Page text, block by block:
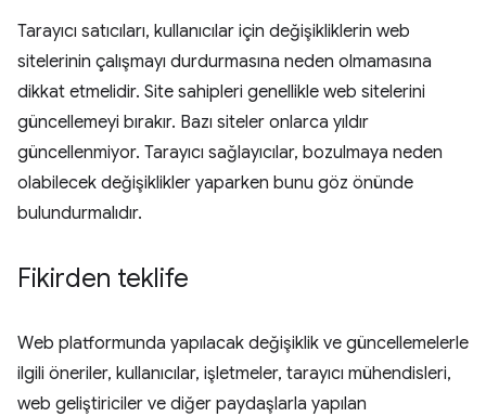
Tarayıcı satıcıları, kullanıcılar için değişikliklerin web
sitelerinin çalışmayı durdurmasına neden olmamasına
dikkat etmelidir. Site sahipleri genellikle web sitelerini
güncellemeyi bırakır. Bazı siteler onlarca yıldır
güncellenmiyor. Tarayıcı sağlayıcılar, bozulmaya neden
olabilecek değişiklikler yaparken bunu göz önünde
bulundurmalıdır.
Fikirden teklife
Web platformunda yapılacak değişiklik ve güncellemelerle
ilgili öneriler, kullanıcılar, işletmeler, tarayıcı mühendisleri,
web geliştiriciler ve diğer paydaşlarla yapılan